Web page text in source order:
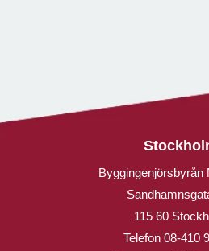
Byggingenjörsbyrån
115 60
Telefon 08-410